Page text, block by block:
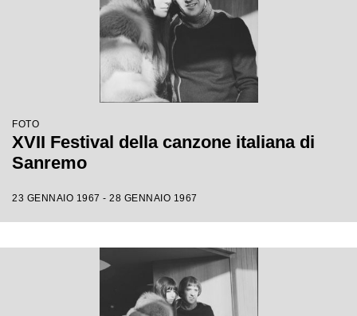
FOTO
XVII Festival della canzone italiana di
Sanremo
23 GENNAIO 1967 - 28 GENNAIO 1967